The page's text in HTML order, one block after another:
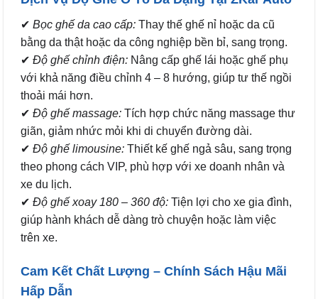
✔ Bọc ghế da cao cấp: Thay thế ghế nỉ hoặc da cũ
bằng da thật hoặc da công nghiệp bền bỉ, sang trọng.
✔ Độ ghế chỉnh điện: Nâng cấp ghế lái hoặc ghế phụ
với khả năng điều chỉnh 4 – 8 hướng, giúp tư thế ngồi
thoải mái hơn.
✔ Độ ghế massage: Tích hợp chức năng massage thư
giãn, giảm nhức mỏi khi di chuyển đường dài.
✔ Độ ghế limousine: Thiết kế ghế ngả sâu, sang trọng
theo phong cách VIP, phù hợp với xe doanh nhân và
xe du lịch.
✔ Độ ghế xoay 180 – 360 độ: Tiện lợi cho xe gia đình,
giúp hành khách dễ dàng trò chuyện hoặc làm việc
trên xe.
Cam Kết Chất Lượng – Chính Sách Hậu Mãi
Hấp Dẫn